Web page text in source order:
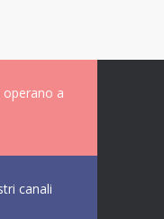
operano a
canali